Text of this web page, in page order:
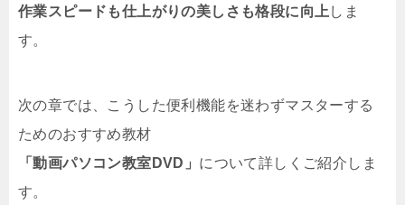
作業スピードも仕上がりの美しさも格段に向上 しま
す。
次の章では、こうした便利機能を迷わずマスターする
ためのおすすめ教材
「動画パソコン教室DVD」 について詳しくご紹介しま
す。